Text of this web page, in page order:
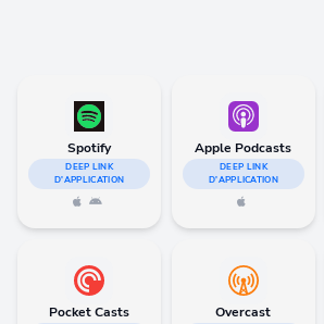
Spotify
DEEP LINK
D'APPLICATION
Apple Podcasts
DEEP LINK
D'APPLICATION
Pocket Casts Overcast